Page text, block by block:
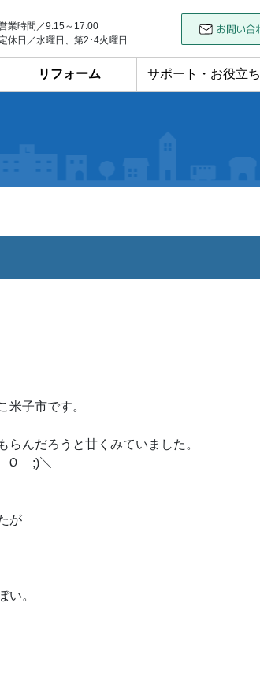
業時間／9:15～17:00
定休日／水曜日、第2･4火曜日
リフォーム サポート・お役立ち
米子市です。
らんだろうと甘くみていました。
０￣;)＼
が
い。